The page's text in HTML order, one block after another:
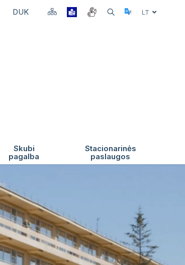
DUK Select
LT
Skubi
pagalba
Stacionarinės
paslaugos